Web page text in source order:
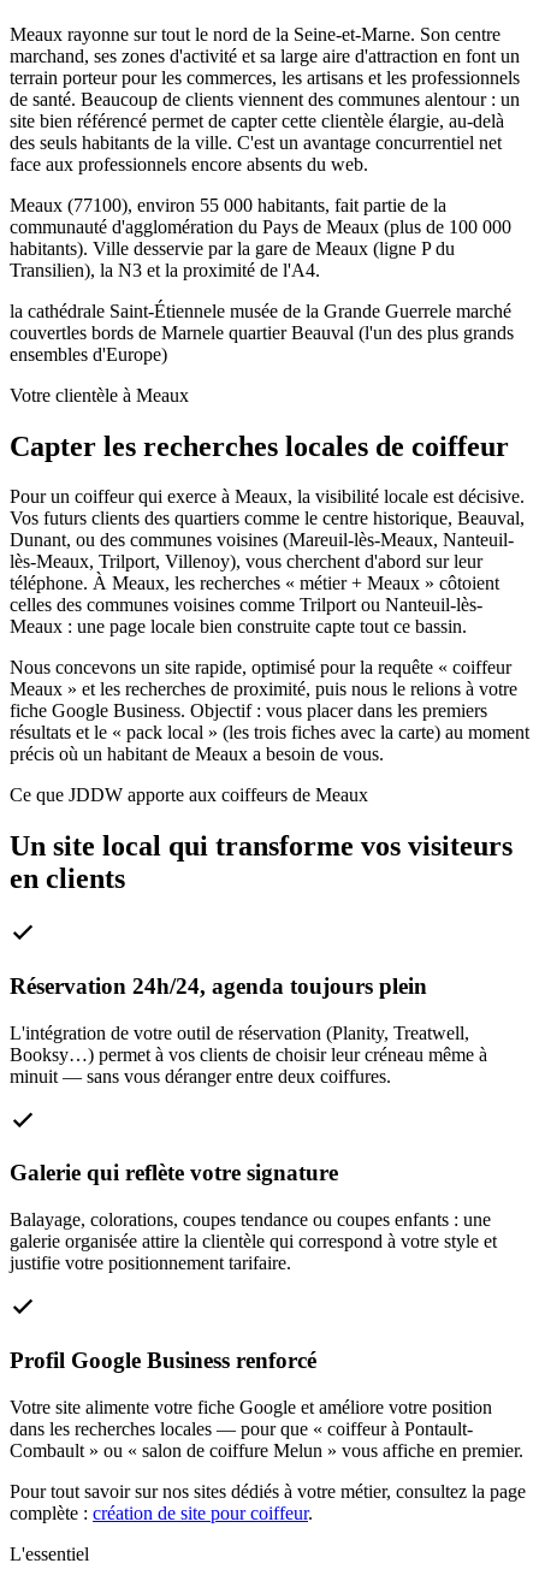
Meaux rayonne sur tout le nord de la Seine-et-Marne. Son centre
marchand, ses zones d'activité et sa large aire d'attraction en font un
terrain porteur pour les commerces, les artisans et les professionnels
de santé. Beaucoup de clients viennent des communes alentour : un
site bien référencé permet de capter cette clientèle élargie, au-delà
des seuls habitants de la ville. C'est un avantage concurrentiel net
face aux professionnels encore absents du web.
Meaux (77100), environ 55 000 habitants, fait partie de la
communauté d'agglomération du Pays de Meaux (plus de 100 000
habitants). Ville desservie par la gare de Meaux (ligne P du
Transilien), la N3 et la proximité de l'A4.
la cathédrale Saint-Étiennele musée de la Grande Guerrele marché
couvertles bords de Marnele quartier Beauval (l'un des plus grands
ensembles d'Europe)
Votre clientèle à Meaux
Capter les recherches locales de coiffeur
Pour un coiffeur qui exerce à Meaux, la visibilité locale est décisive.
Vos futurs clients des quartiers comme le centre historique, Beauval,
Dunant, ou des communes voisines (Mareuil-lès-Meaux, Nanteuil-
lès-Meaux, Trilport, Villenoy), vous cherchent d'abord sur leur
téléphone. À Meaux, les recherches « métier + Meaux » côtoient
celles des communes voisines comme Trilport ou Nanteuil-lès-
Meaux : une page locale bien construite capte tout ce bassin.
Nous concevons un site rapide, optimisé pour la requête « coiffeur
Meaux » et les recherches de proximité, puis nous le relions à votre
fiche Google Business. Objectif : vous placer dans les premiers
résultats et le « pack local » (les trois fiches avec la carte) au moment
précis où un habitant de Meaux a besoin de vous.
Ce que JDDW apporte aux coiffeurs de Meaux
Un site local qui transforme vos visiteurs
en clients
Réservation 24h/24, agenda toujours plein
L'intégration de votre outil de réservation (Planity, Treatwell,
Booksy…) permet à vos clients de choisir leur créneau même à
minuit — sans vous déranger entre deux coiffures.
Galerie qui reflète votre signature
Balayage, colorations, coupes tendance ou coupes enfants : une
galerie organisée attire la clientèle qui correspond à votre style et
justifie votre positionnement tarifaire.
Profil Google Business renforcé
Votre site alimente votre fiche Google et améliore votre position
dans les recherches locales — pour que « coiffeur à Pontault-
Combault » ou « salon de coiffure Melun » vous affiche en premier.
Pour tout savoir sur nos sites dédiés à votre métier, consultez la page
complète : création de site pour coiffeur.
L'essentiel